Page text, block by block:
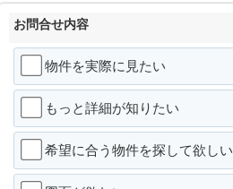
お問合せ内容
物件を実際に見たい
もっと詳細が知りたい
希望に合う物件を探して欲しい